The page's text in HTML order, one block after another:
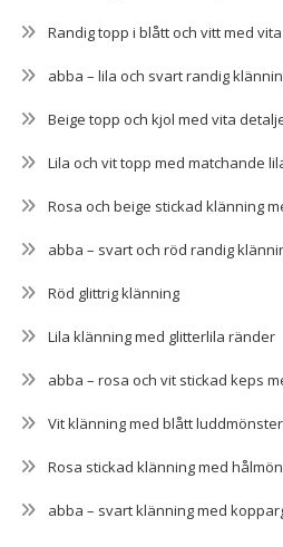
Randig topp i blått och vitt med
abba – lila och svart randig
Beige topp och kjol med vita
Lila och vit topp med matchande
Rosa och beige stickad klänning
abba – svart och röd randig
Röd glittrig klänning
Lila klänning med glitterlila ränder
abba – rosa och vit stickad keps
Vit klänning med blått luddmönster
Rosa stickad klänning med
abba – svart klänning med